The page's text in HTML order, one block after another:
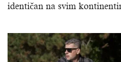
identičan na svim